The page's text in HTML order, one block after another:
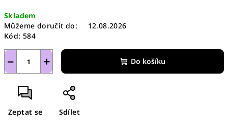
cena:
Skladem
Můžeme doručit do:
12.08.2026
Kód: 584
+
− Do košíku
Zeptat se Sdílet